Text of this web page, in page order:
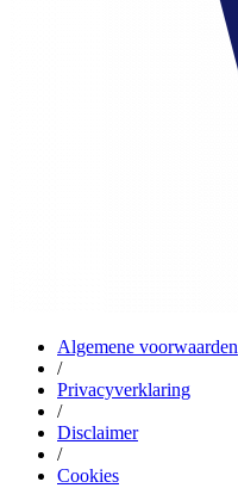
Algemene voorwaarden
/
Privacyverklaring
/
Disclaimer
/
Cookies